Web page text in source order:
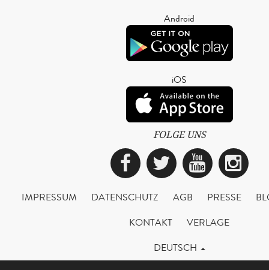
Android
iOS
FOLGE UNS
Facebook
Twitter
IMPRESSUM DATENSCHUTZ AGB PRESSE
KONTAKT
VERLAGE
DEUTSCH